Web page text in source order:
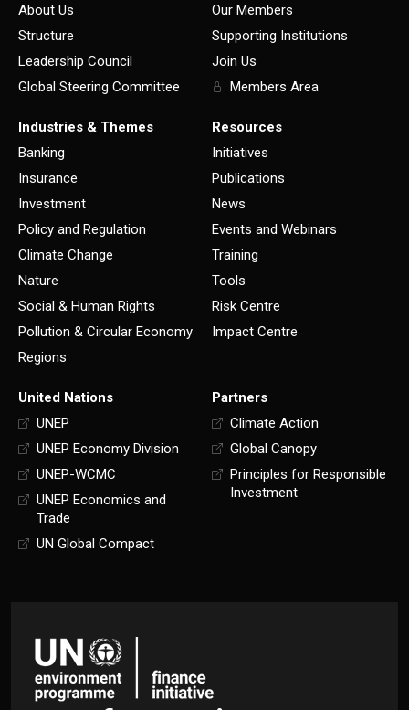
About Us
Structure
Leadership Council
Global Steering Committee
Our Members
Supporting Institutions
Join Us
Members Area
Industries & Themes
Banking
Insurance
Investment
Policy and Regulation
Climate Change
Nature
Social & Human Rights
Pollution & Circular Economy
Regions
Resources
Initiatives
Publications
News
Events and Webinars
Training
Tools
Risk Centre
Impact Centre
United Nations
UNEP
UNEP Economy Division
UNEP-WCMC
UNEP Economics and
Trade
UN Global Compact
Partners
Climate Action
Global Canopy
Principles for Responsible
Investment